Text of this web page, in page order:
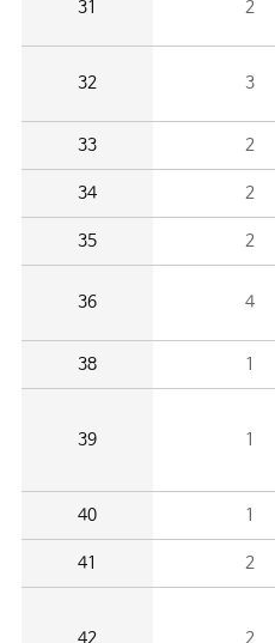
31 2
32 3
33 2
34 2
35 2
36 4
38 1
39 1
40 1
41 2
42 2